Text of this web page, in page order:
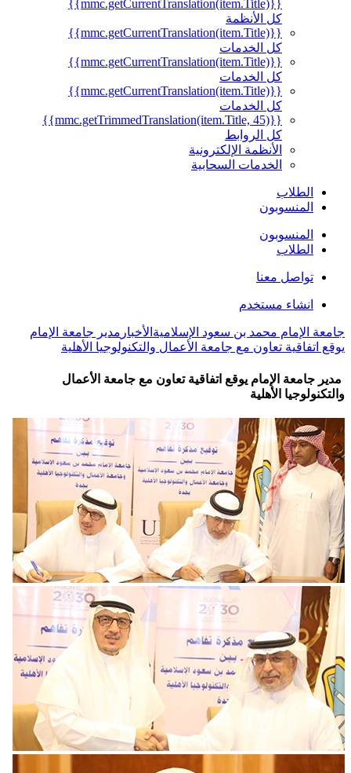
{{mmc.getCurrentTranslation(item.Title)}}
كل الأنظمة
{{mmc.getCurrentTranslation(item.Title)}}
كل الخدمات
{{mmc.getCurrentTranslation(item.Title)}}
كل الخدمات
{{mmc.getCurrentTranslation(item.Title)}}
كل الخدمات
{{mmc.getTrimmedTranslation(item.Title, 45)}}
كل الروابط
الأنظمة الإلكترونية
الخدمات السحابية
الطلاب
المنسوبون
المنسوبون
الطلاب
تواصل معنا
انشاء مستخدم
جامعة الإمام محمد بن سعود الإسلامية الأخبار مدير جامعة الإمام
يوقع اتفاقية تعاون مع جامعة الأعمال والتكنولوجيا الأهلية
مدير جامعة الإمام يوقع اتفاقية تعاون مع جامعة الأعمال
والتكنولوجيا الأهلية